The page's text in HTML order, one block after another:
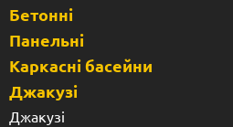
Бетонні
Панельні
Каркасні басейни
Джакузі
Джакузі